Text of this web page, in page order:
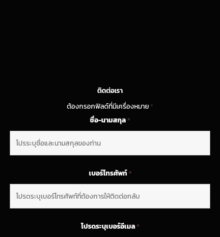
ติดต่อเรา
ต้องกรอกฟิลด์ที่มีเครื่องหมาย*
ชื่อ-นามสกุล*
เบอร์โทรศัพท์*
โปรดระบุเบอร์อีเมล*